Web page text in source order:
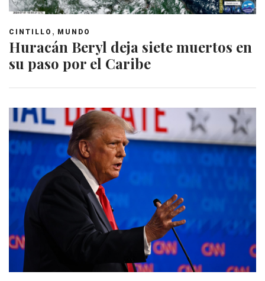
CINTILLO , MUNDO
Huracán Beryl deja siete muertos en
su paso por el Caribe